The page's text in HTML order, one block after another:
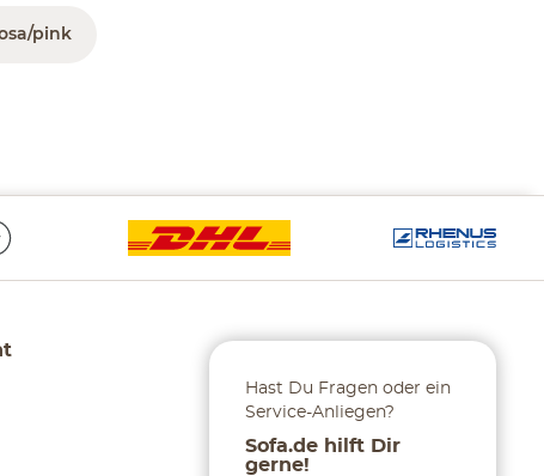
pink
Hast Du Fragen oder ein
Service-Anliegen?
Sofa.de hilft Dir
gerne!